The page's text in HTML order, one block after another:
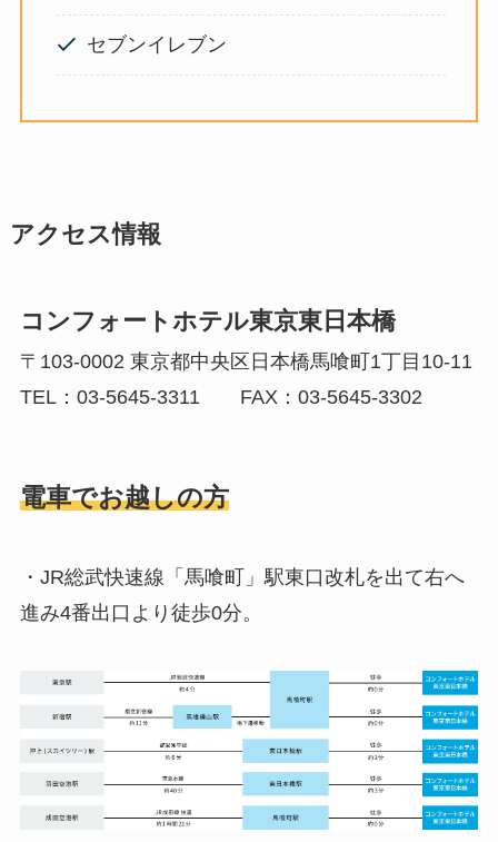
セブンイレブン
アクセス情報
コンフォートホテル東京東日本橋
〒103-0002 東京都中央区日本橋馬喰町1丁目10-11
TEL：03-5645-3311 FAX：03-5645-3302
電車でお越しの方
・JR総武快速線「馬喰町」駅東口改札を出て右へ
進み4番出口より徒歩0分。